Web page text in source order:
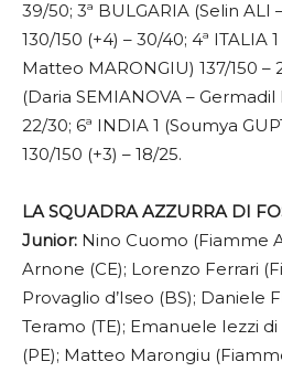
39/50; 3ª BULGARIA (Selin ALI
130/150 (+4) – 30/40; 4ª ITALIA
Matteo MARONGIU) 137/150 –
(Daria SEMIANOVA – Germadil
22/30; 6ª INDIA 1 (Soumya
130/150 (+3) – 18/25.
LA SQUADRA AZZURRA DI
Junior: Nino Cuomo (Fiamme
Arnone (CE); Lorenzo Ferrari
Provaglio d’Iseo (BS); Daniele
Teramo (TE); Emanuele Iezzi
(PE); Matteo Marongiu